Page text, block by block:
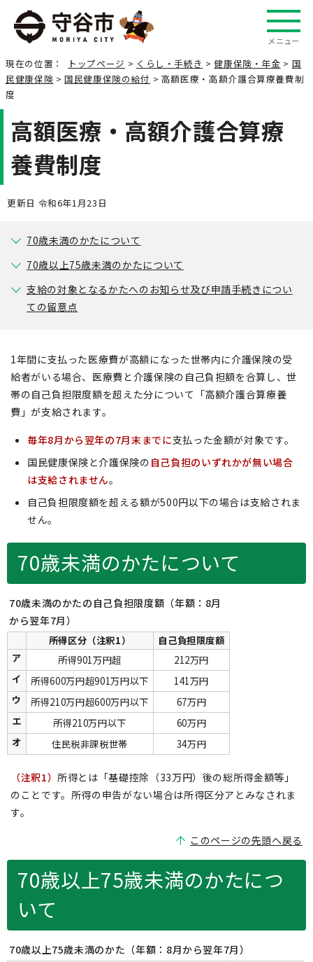
メニュー
現在の位置： トップページ > くらし・手続き >健康保険・年金 > 国
民健康保険 >国民健康保険の給付 > 高額医療・高額介護合算療養費制
度
高額医療・高額介護合算療
養費制度
更新日 令和6年1月23日
70歳未満のかたについて
70歳以上75歳未満のかたについて
支給の対象となるかたへのお知らせ及び申請手続きについ
ての留意点
1年間に支払った医療費が高額になった世帯内に介護保険の受
給者がいる場合、医療費と介護保険の自己負担額を合算し、世
帯の自己負担限度額を超えた分について「高額介護合算療養
費」が支給されます。
毎年8月から翌年の7月末までに支払った金額が対象です。
国民健康保険と介護保険の 自己負担のいずれかが無い場合
は支給されません。
自己負担限度額を超える額が500円以下の場合は支給されま
せん。
70歳未満のかたについて
70歳未満のかたの自己負担限度額（年額：8月
から翌年7月）
所得区分（注釈1）
自己負担限度額
ア
所得901万円超
212万円
イ
所得600万円超901万円以下
141万円
ウ
所得210万円超600万円以下
67万円
エ
所得210万円以下
60万円
オ
住民税非課税世帯 34万円
（注釈1）所得とは「基礎控除（33万円）後の総所得金額等」
のことです。所得の申告がない場合は所得区分アとみなされま
す。
このページの先頭へ戻る
70歳以上75歳未満のかたにつ
いて
70歳以上75歳未満のかた（年額：8月から翌年7月）